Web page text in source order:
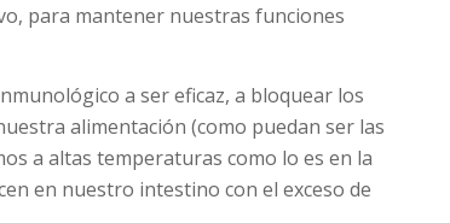
para mantener nuestras funciones
a ser eficaz, a bloquear los
alimentación (como puedan ser las
a altas temperaturas como lo es en la
en nuestro intestino con el exceso de